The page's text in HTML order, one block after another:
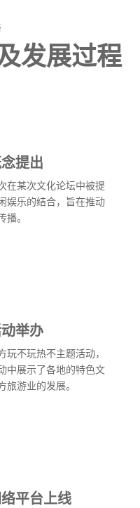
发展过程
提出
在某次文化论坛中被提
娱乐的结合，旨在推动
。
举办
不玩热不主题活动，
中展示了各地的特色文
游业的发展。
平台上线